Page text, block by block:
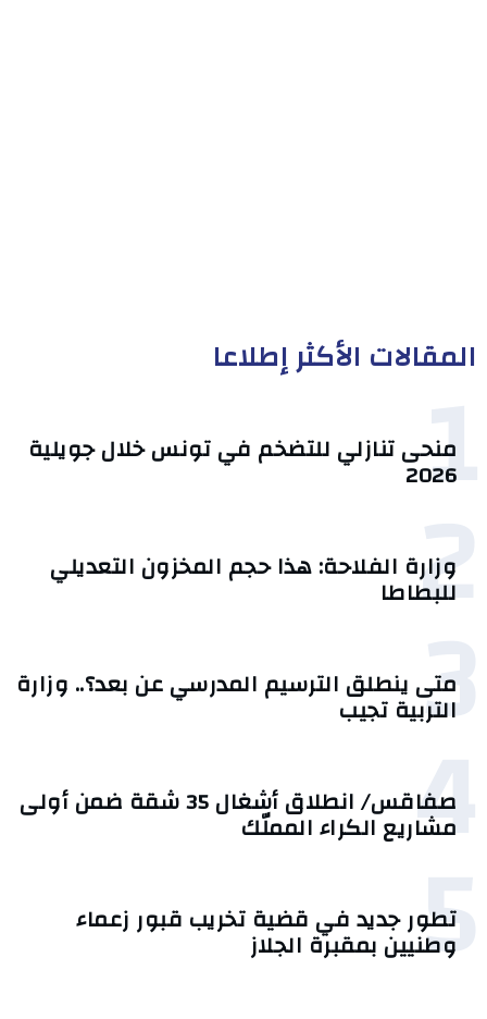
المقالات الأكثر إطلاعا
1 منحى تنازلي ‎للتضخم في تونس خلال جويلية
2026‎
2
وزارة الفلاحة: هذا حجم المخزون التعديلي
للبطاطا
3
متى ينطلق الترسيم المدرسي عن بعد؟.. وزارة
التربية تجيب
4 صفاقس/ انطلاق أشغال 35 شقة ضمن أولى
مشاريع الكراء المملّك
5
تطور جديد في قضية تخريب قبور زعماء
وطنيين بمقبرة الجلاز